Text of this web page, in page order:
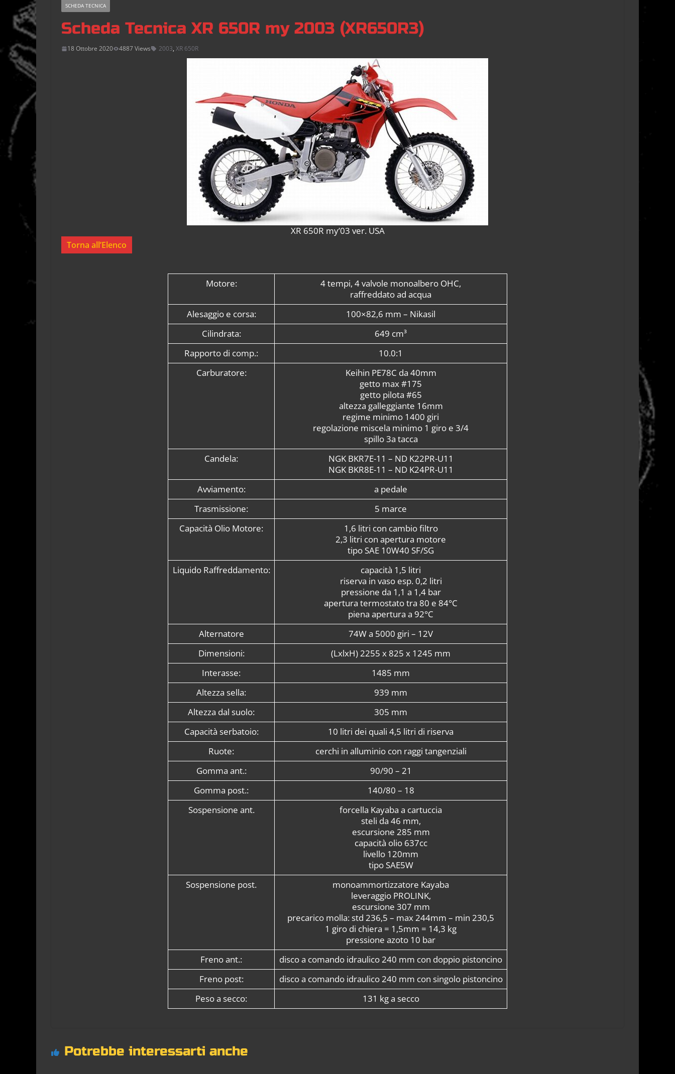
SCHEDA TECNICA
Scheda Tecnica XR 650R my 2003 (XR650R3)
18 Ottobre 2020 4887 Views 2003, XR 650R
XR 650R my’03 ver. USA
Torna all’Elenco
Motore:
4 tempi, 4 valvole monoalbero OHC,
raffreddato ad acqua
Alesaggio e corsa:
100×82,6 mm – Nikasil
Cilindrata:
649 cm³
Rapporto di comp.:
10.0:1
Carburatore:
Keihin PE78C da 40mm
getto max #175
getto pilota #65
altezza galleggiante 16mm
regime minimo 1400 giri
regolazione miscela minimo 1 giro e 3/4
spillo 3a tacca
Candela:
NGK BKR7E-11 – ND K22PR-U11
NGK BKR8E-11 – ND K24PR-U11
Avviamento:
a pedale
Trasmissione:
5 marce
Capacità Olio Motore:
1,6 litri con cambio filtro
2,3 litri con apertura motore
tipo SAE 10W40 SF/SG
Liquido Raffreddamento:
capacità 1,5 litri
riserva in vaso esp. 0,2 litri
pressione da 1,1 a 1,4 bar
apertura termostato tra 80 e 84°C
piena apertura a 92°C
Alternatore
74W a 5000 giri – 12V
Dimensioni:
(LxlxH) 2255 x 825 x 1245 mm
Interasse:
1485 mm
Altezza sella:
939 mm
Altezza dal suolo:
305 mm
Capacità serbatoio:
10 litri dei quali 4,5 litri di riserva
Ruote:
cerchi in alluminio con raggi tangenziali
Gomma ant.:
90/90 – 21
Gomma post.:
140/80 – 18
Sospensione ant.
forcella Kayaba a cartuccia
steli da 46 mm,
escursione 285 mm
capacità olio 637cc
livello 120mm
tipo SAE5W
Sospensione post.
monoammortizzatore Kayaba
leveraggio PROLINK,
escursione 307 mm
precarico molla: std 236,5 – max 244mm – min 230,5
1 giro di chiera = 1,5mm = 14,3 kg
pressione azoto 10 bar
Freno ant.:
disco a comando idraulico 240 mm con doppio pistoncino
Freno post:
disco a comando idraulico 240 mm con singolo pistoncino
Peso a secco:
131 kg a secco
Potrebbe interessarti anche